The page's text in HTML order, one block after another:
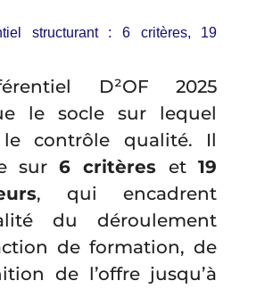
structurant : 6 critères, 19
D²OF 2025
le socle sur lequel
le contrôle qualité. Il
sur 6 critèreset19
, qui encadrent
du déroulement
de formation, de
de l’offre jusqu’à